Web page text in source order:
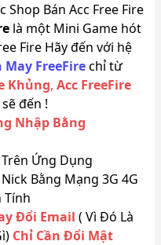
Bán Acc Free Fire
là một Mini Game hót
Fire Hãy đến với hệ
May FreeFirechỉ từ
Khủng, Acc FreeFire
đến !
Nhập Bằng
Trên Ứng Dụng
Bằng Mạng 3G 4G
Tính
Đổi Email ( Vì Đó Là
Chỉ Cần Đổi Mật